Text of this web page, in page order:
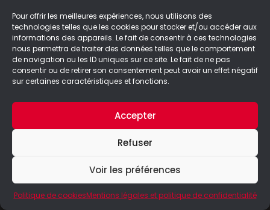
Pour offrir les meilleures expériences, nous utilisons des
technologies telles que les cookies pour stocker et/ou accéder aux
informations des appareils. Le fait de consentir à ces technologies
nous permettra de traiter des données telles que le comportement
de navigation ou les ID uniques sur ce site. Le fait de ne pas
consentir ou de retirer son consentement peut avoir un effet négatif
sur certaines caractéristiques et fonctions.
Accepter
Refuser
Voir les préférences
Politique de cookiesMentions légales et politique de confidentialité
point and click made in France avec un
humour très particulier.
LIRE LA SUITE
11/03/2024
confidentialité